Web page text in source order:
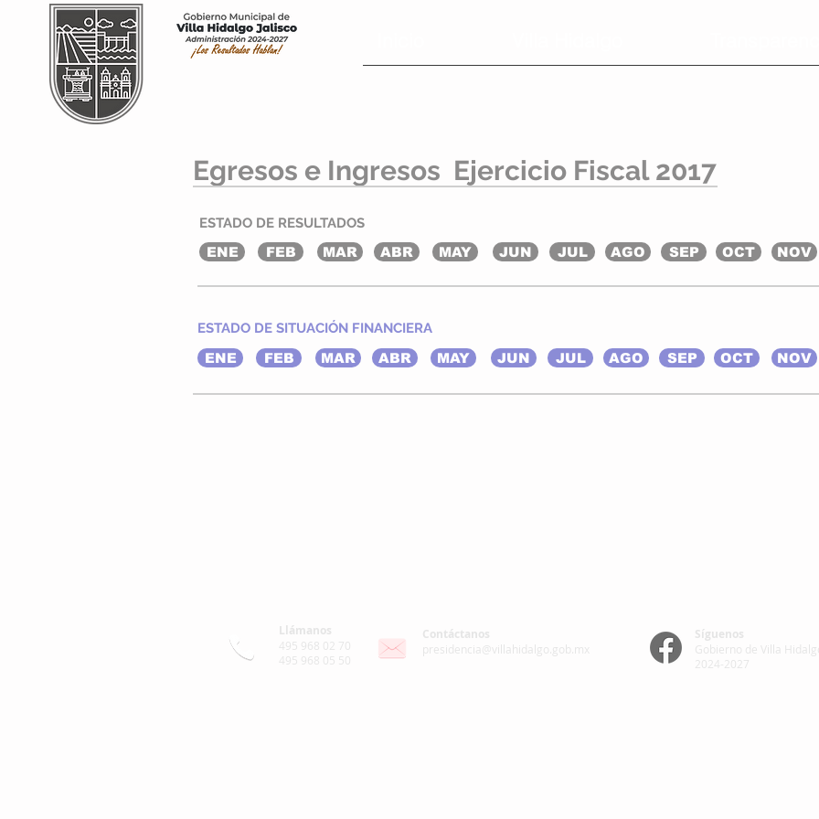
Egresos e Ingresos Ejercicio Fiscal 2017
ESTADO DE RESULTADOS
ENE FEB MAR ABR MAY JUN JUL AGO SEP OCT NOV
ESTADO DE SITUACIÓN FINANCIERA
ENE FEB MAR ABR MAY JUN JUL AGO SEP OCT NOV
Llámanos
495 968 02 70
495 968 05 50
Contáctanos
presidencia@villahidalgo.gob.mx
Síguenos
Gobierno de Villa Hidalgo
2024-2027